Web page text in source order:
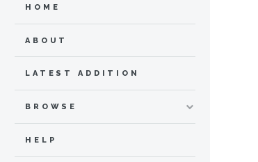
HOME
ABOUT
LATEST ADDITION
BROWSE
HELP